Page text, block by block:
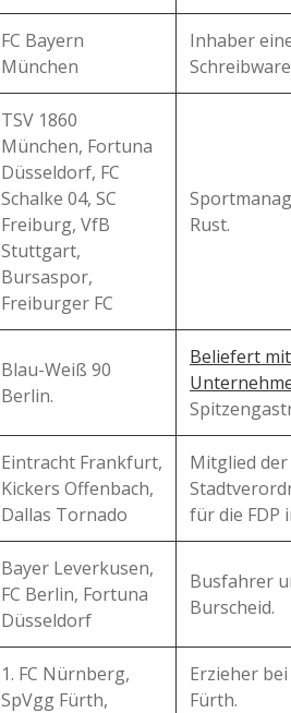
FC Bayern
München
Inhaber
TSV 1860
München, Fortuna
Düsseldorf, FC
Schalke 04, SC
Freiburg, VfB
Stuttgart,
Bursaspor,
Freiburger FC
Rust.
Blau-Weiß 90
Berlin.
Beliefert
Eintracht Frankfurt,
Kickers Offenbach,
Dallas Tornado
Mitglied der
für die FDP
Bayer Leverkusen,
FC Berlin, Fortuna
Düsseldorf
Busfahrer
Burscheid.
1. FC Nürnberg,
SpVgg Fürth,
Erzieher
Fürth.